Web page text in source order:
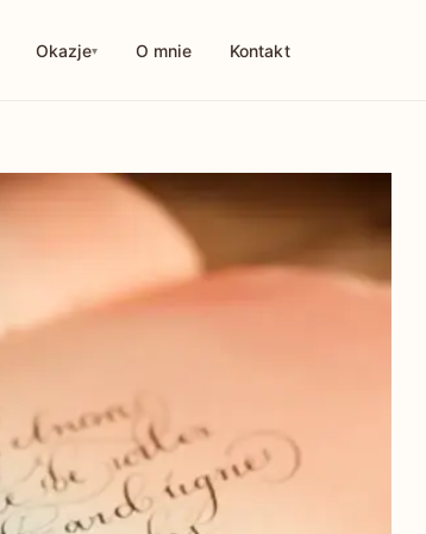
Okazje O mnie Kontakt